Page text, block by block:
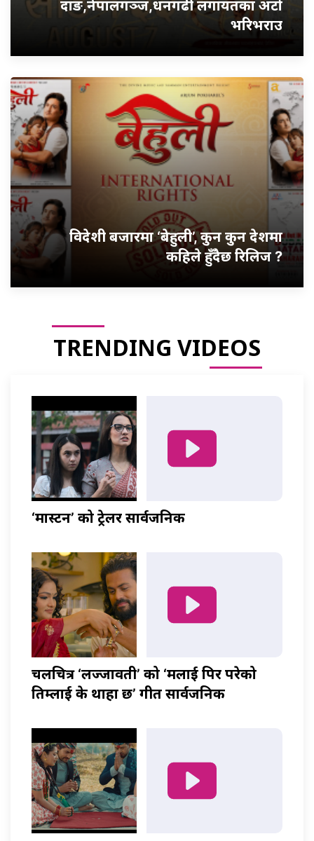
दाङ,नेपालगञ्ज,धनगढी लगायतका अटो
भरिभराउ
विदेशी बजारमा ‘बेहुली’, कुन कुन देशमा
कहिले हुँदैछ रिलिज ?
TRENDING VIDEOS
‘मास्टर्नी’ को ट्रेलर सार्वजनिक
चलचित्र ‘लज्जावती’ को ‘मलाई पिर परेको
तिम्लाई के थाहा छ’ गीत सार्वजनिक